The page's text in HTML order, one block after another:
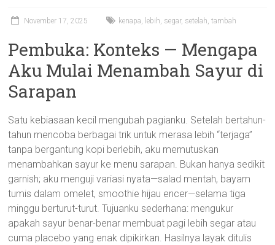
November 17, 2025 kenapa, lebih, segar, setelah,tambah
Pembuka: Konteks — Mengapa
Aku Mulai Menambah Sayur di
Sarapan
Satu kebiasaan kecil mengubah pagianku. Setelah bertahun-
tahun mencoba berbagai trik untuk merasa lebih “terjaga”
tanpa bergantung kopi berlebih, aku memutuskan
menambahkan sayur ke menu sarapan. Bukan hanya sedikit
garnish; aku menguji variasi nyata—salad mentah, bayam
tumis dalam omelet, smoothie hijau encer—selama tiga
minggu berturut-turut. Tujuanku sederhana: mengukur
apakah sayur benar-benar membuat pagi lebih segar atau
cuma placebo yang enak dipikirkan. Hasilnya layak ditulis